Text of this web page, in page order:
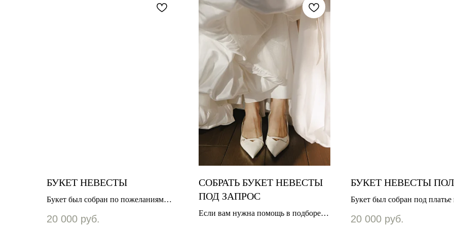
БУКЕТ НЕВЕСТЫ
Букет был собран по пожеланиям
выпадами и разными фактурами в
20 000 руб.
СОБРАТЬ БУКЕТ НЕВЕСТЫ
ПОД ЗАПРОС
Если вам нужна помощь в подборе
БУКЕТ НЕВЕСТЫ
Букет был собран под платье
лесными элементами и
20 000 руб.